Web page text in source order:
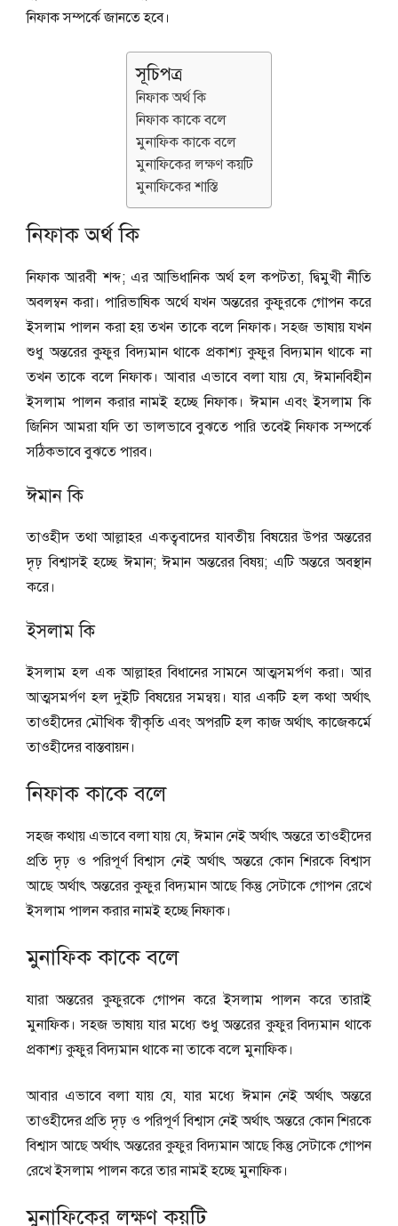
নিফাক সম্পর্কে জানতে হবে।
সূচিপত্র
নিফাক অর্থ কি
নিফাক কাকে বলে
মুনাফিক কাকে বলে
মুনাফিকের লক্ষণ কয়টি
মুনাফিকের শাস্তি
নিফাক অর্থ কি
নিফাক আরবী শব্দ; এর আভিধানিক অর্থ হল কপটতা, দ্বিমুখী নীতি
অবলম্বন করা। পারিভাষিক অর্থে যখন অন্তরের কুফুরকে গোপন করে
ইসলাম পালন করা হয় তখন তাকে বলে নিফাক। সহজ ভাষায় যখন
শুধু অন্তরের কুফুর বিদ্যমান থাকে প্রকাশ্য কুফুর বিদ্যমান থাকে না
তখন তাকে বলে নিফাক। আবার এভাবে বলা যায় যে, ঈমানবিহীন
ইসলাম পালন করার নামই হচ্ছে নিফাক। ঈমান এবং ইসলাম কি
জিনিস আমরা যদি তা ভালভাবে বুঝতে পারি তবেই নিফাক সম্পর্কে
সঠিকভাবে বুঝতে পারব।
ঈমান কি
তাওহীদ তথা আল্লাহর একত্ববাদের যাবতীয় বিষয়ের উপর অন্তরের
দৃঢ় বিশ্বাসই হচ্ছে ঈমান; ঈমান অন্তরের বিষয়; এটি অন্তরে অবস্থান
করে।
ইসলাম কি
ইসলাম হল এক আল্লাহর বিধানের সামনে আত্মসমর্পণ করা। আর
আত্মসমর্পণ হল দুইটি বিষয়ের সমন্বয়। যার একটি হল কথা অর্থাৎ
তাওহীদের মৌখিক স্বীকৃতি এবং অপরটি হল কাজ অর্থাৎ কাজেকর্মে
তাওহীদের বাস্তবায়ন।
নিফাক কাকে বলে
সহজ কথায় এভাবে বলা যায় যে, ঈমান নেই অর্থাৎ অন্তরে তাওহীদের
প্রতি দৃঢ় ও পরিপূর্ণ বিশ্বাস নেই অর্থাৎ অন্তরে কোন শিরকে বিশ্বাস
আছে অর্থাৎ অন্তরের কুফুর বিদ্যমান আছে কিন্তু সেটাকে গোপন রেখে
ইসলাম পালন করার নামই হচ্ছে নিফাক।
মুনাফিক কাকে বলে
যারা অন্তরের কুফুরকে গোপন করে ইসলাম পালন করে তারাই
মুনাফিক। সহজ ভাষায় যার মধ্যে শুধু অন্তরের কুফুর বিদ্যমান থাকে
প্রকাশ্য কুফুর বিদ্যমান থাকে না তাকে বলে মুনাফিক।
আবার এভাবে বলা যায় যে, যার মধ্যে ঈমান নেই অর্থাৎ অন্তরে
তাওহীদের প্রতি দৃঢ় ও পরিপূর্ণ বিশ্বাস নেই অর্থাৎ অন্তরে কোন শিরকে
বিশ্বাস আছে অর্থাৎ অন্তরের কুফুর বিদ্যমান আছে কিন্তু সেটাকে গোপন
রেখে ইসলাম পালন করে তার নামই হচ্ছে মুনাফিক।
মুনাফিকের লক্ষণ কয়টি